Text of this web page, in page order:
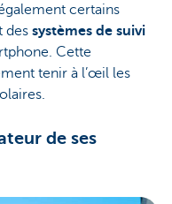
certains
des systèmes de suivi
Cette
tenir à l’œil les
de ses